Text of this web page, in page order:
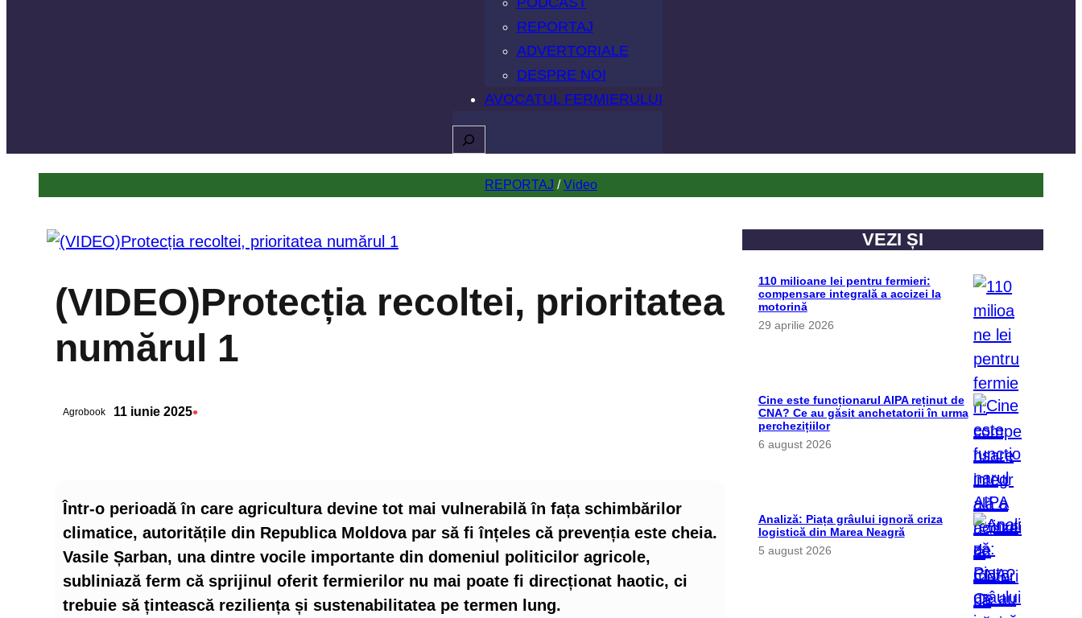
REPORTAJ
ADVERTORIALE
DESPRE NOI
AVOCATUL FERMIERULUI
Caută
REPORTAJ / Video
(VIDEO)Protecția recoltei, prioritatea
numărul 1
Agrobook 11 iunie 2025•
Într-o perioadă în care agricultura devine tot mai vulnerabilă în fața schimbărilor
climatice, autoritățile din Republica Moldova par să fi înțeles că prevenția este cheia.
Vasile Șarban, una dintre vocile importante din domeniul politicilor agricole,
subliniază ferm că sprijinul oferit fermierilor nu mai poate fi direcționat haotic, ci
trebuie să țintească reziliența și sustenabilitatea pe termen lung.
VEZI ȘI
110 milioane lei pentru fermieri:
compensare integrală a accizei la
motorină
29 aprilie 2026
Cine este funcționarul AIPA reținut de
CNA? Ce au găsit anchetatorii în urma
perchezițiilor
6 august 2026
Analiză: Piața grâului ignoră criza
logistică din Marea Neagră
5 august 2026